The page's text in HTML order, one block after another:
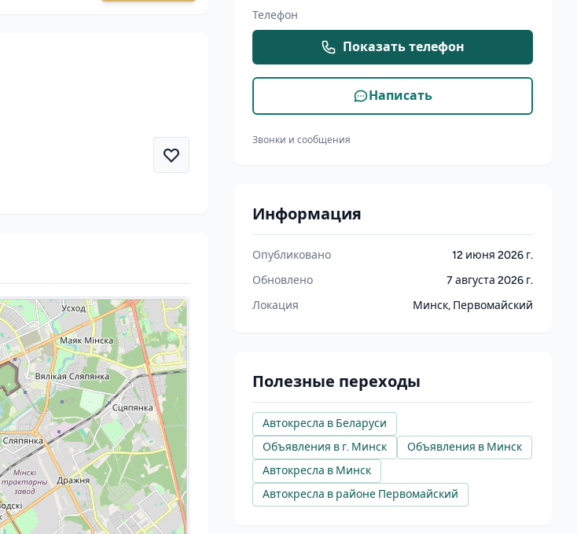
Телефон
Показать телефон
Написать
Звонки и сообщения
Информация
Опубликовано
12 июня 2026 г.
Обновлено
7 августа 2026 г.
Локация
Минск, Первомайский
Полезные переходы
Автокресла в Беларуси
Объявления в г. Минск
Объявления в Минск
Автокресла в Минск
Автокресла в районе Первомайский